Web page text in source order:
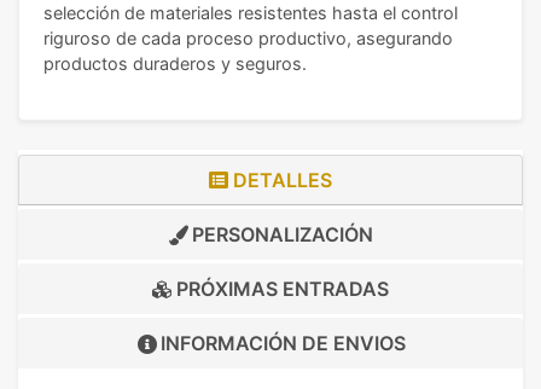
selección de materiales resistentes hasta el control
riguroso de cada proceso productivo, asegurando
productos duraderos y seguros.
DETALLES
PERSONALIZACIÓN
PRÓXIMAS ENTRADAS
INFORMACIÓN DE ENVIOS